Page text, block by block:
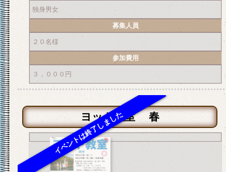
独身男女
募集人員
２０名様
参加費用
３，０００円
ヨット教室 春